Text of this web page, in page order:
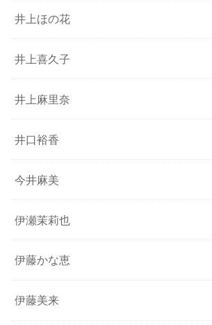
井上ほの花
井上喜久子
井上麻里奈
井口裕香
今井麻美
伊瀬茉莉也
伊藤かな恵
伊藤美来